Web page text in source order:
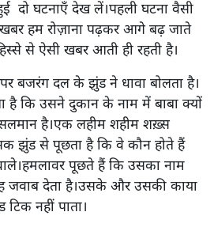
दो घटनाएँ देख लें।पहली घटना वैसी
हम रोज़ाना पढ़कर आगे बढ़ जाते
से ऐसी खबर आती ही रहती है।
बजरंग दल के झुंड ने धावा बोलता है।
है कि उसने दुकान के नाम में बाबा क्यों
है।एक लहीम शहीम शख़्स
झुंड से पूछता है कि वे कौन होते हैं
पूछते हैं कि उसका नाम
जवाब देता है।उसके और उसकी काया
नहीं पाता।